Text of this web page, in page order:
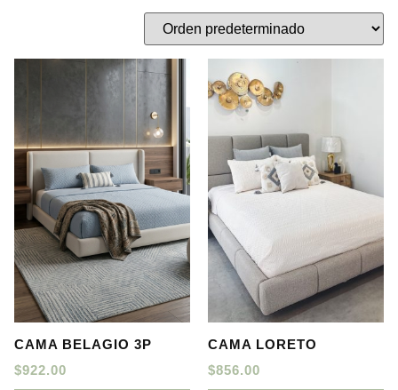
CAMA BELAGIO 3P
$922.00
CAMA LORETO
$856.00